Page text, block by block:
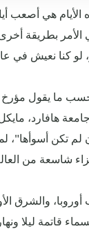
هي أصعب
الأمر بطريقة
ما يقول
هافارد،
لم تكن
والشرق